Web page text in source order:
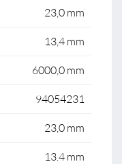
23,0 mm
13,4 mm
6000,0 mm
94054231
23,0 mm
13.4 mm